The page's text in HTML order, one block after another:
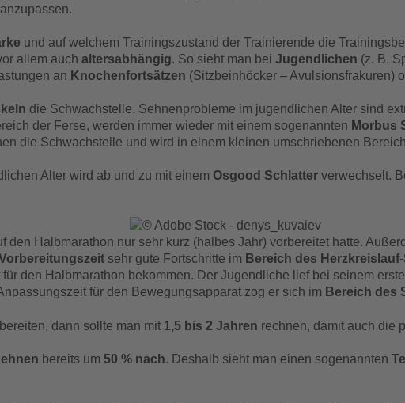
und auf welchem Trainingszustand der Trainierende die
allem auch altersabhängig. So sieht man bei Jugendlichen (z. B.
an Knochenfortsätzen (Sitzbeinhöcker – Avulsionsfrakuren)
die Schwachstelle. Sehnenprobleme im jugendlichen Alter sind
der Ferse, werden immer wieder mit einem sogenannten Morbus
die Schwachstelle und wird in einem kleinen umschriebenen
Alter wird ab und zu mit einem Osgood Schlatter verwechselt.
den Halbmarathon nur sehr kurz (halbes Jahr) vorbereitet hatte.
sehr gute Fortschritte im Bereich des
für den Halbmarathon bekommen. Der Jugendliche lief bei seinem
für den Bewegungsapparat zog er sich im Bereich des
dann sollte man mit 1,5 bis 2 Jahren rechnen, damit auch die
bereits um 50 % nach. Deshalb sieht man einen sogenannten